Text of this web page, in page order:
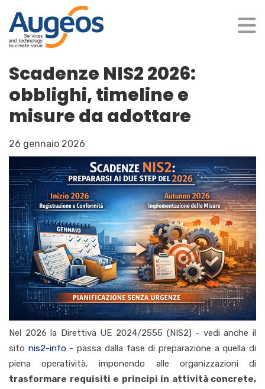
Scadenze NIS2 2026:
obblighi, timeline e
misure da adottare
26 gennaio 2026
Nel 2026 la Direttiva UE 2024/2555 (NIS2) - vedi anche il
sito nis2-info- passa dalla fase di preparazione a quella di
piena operatività, imponendo alle organizzazioni di
trasformare requisiti e principi in attività concrete,